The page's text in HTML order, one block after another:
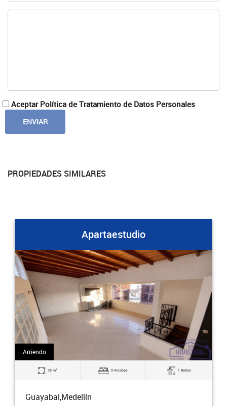
Aceptar Política de Tratamiento de Datos Personales
PROPIEDADES SIMILARES
Apartaestudio
Arriendo
20 m2 1 Alcobas 1 Baños
Guayabal,Medellín